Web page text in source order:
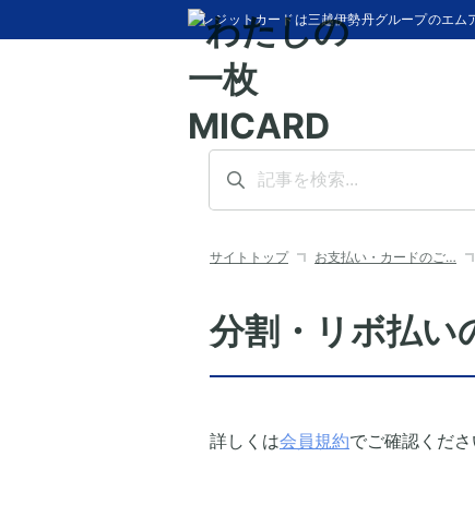
クレジットカードは三越伊勢丹グループのエム
サイトトップ お支払い・カードのご…
分割・リボ払い
詳しくは会員規約でご確認くださ